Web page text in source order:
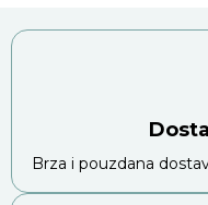
Brza i pouzdana